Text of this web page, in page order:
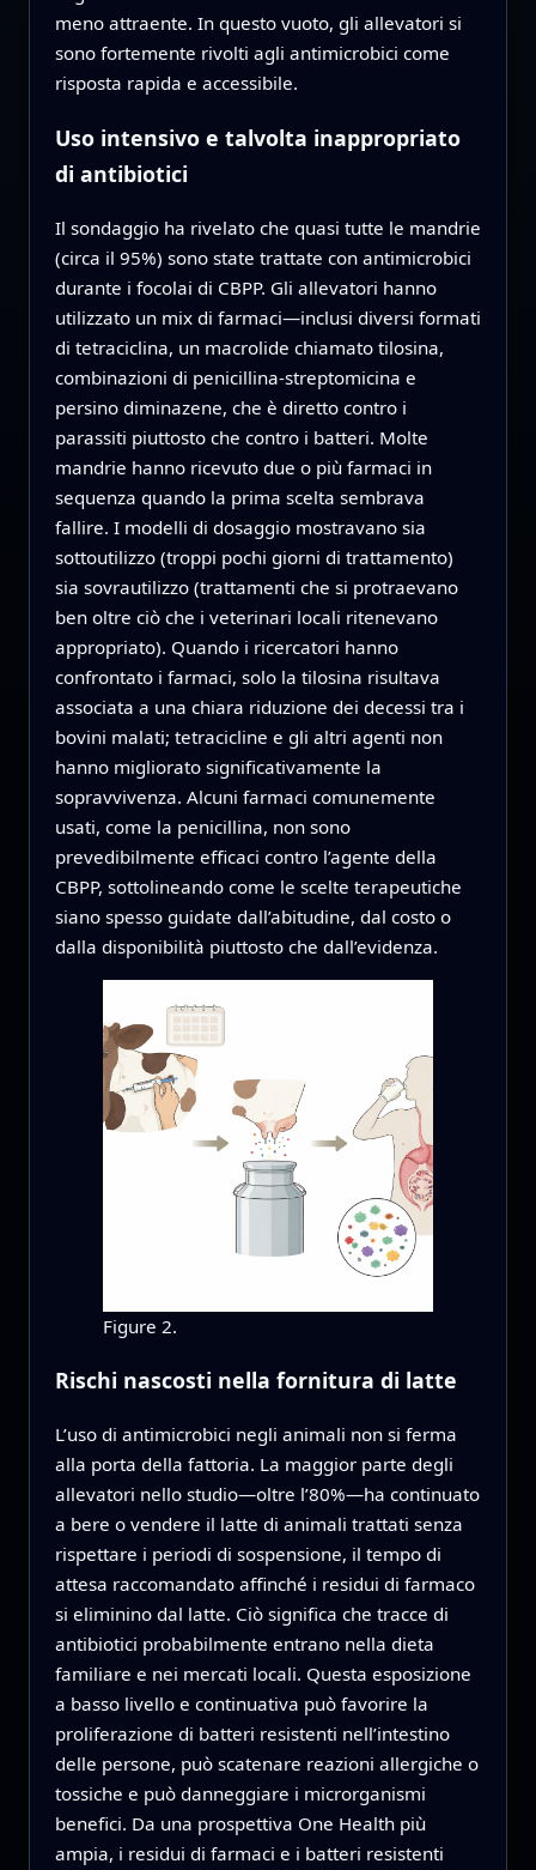
meno attraente. In questo vuoto, gli allevatori si
sono fortemente rivolti agli antimicrobici come
risposta rapida e accessibile.
Uso intensivo e talvolta inappropriato
di antibiotici
Il sondaggio ha rivelato che quasi tutte le mandrie
(circa il 95%) sono state trattate con antimicrobici
durante i focolai di CBPP. Gli allevatori hanno
utilizzato un mix di farmaci—inclusi diversi formati
di tetraciclina, un macrolide chiamato tilosina,
combinazioni di penicillina-streptomicina e
persino diminazene, che è diretto contro i
parassiti piuttosto che contro i batteri. Molte
mandrie hanno ricevuto due o più farmaci in
sequenza quando la prima scelta sembrava
fallire. I modelli di dosaggio mostravano sia
sottoutilizzo (troppi pochi giorni di trattamento)
sia sovrautilizzo (trattamenti che si protraevano
ben oltre ciò che i veterinari locali ritenevano
appropriato). Quando i ricercatori hanno
confrontato i farmaci, solo la tilosina risultava
associata a una chiara riduzione dei decessi tra i
bovini malati; tetracicline e gli altri agenti non
hanno migliorato significativamente la
sopravvivenza. Alcuni farmaci comunemente
usati, come la penicillina, non sono
prevedibilmente efficaci contro l’agente della
CBPP, sottolineando come le scelte terapeutiche
siano spesso guidate dall’abitudine, dal costo o
dalla disponibilità piuttosto che dall’evidenza.
Figure 2.
Rischi nascosti nella fornitura di latte
L’uso di antimicrobici negli animali non si ferma
alla porta della fattoria. La maggior parte degli
allevatori nello studio—oltre l’80%—ha continuato
a bere o vendere il latte di animali trattati senza
rispettare i periodi di sospensione, il tempo di
attesa raccomandato affinché i residui di farmaco
si eliminino dal latte. Ciò significa che tracce di
antibiotici probabilmente entrano nella dieta
familiare e nei mercati locali. Questa esposizione
a basso livello e continuativa può favorire la
proliferazione di batteri resistenti nell’intestino
delle persone, può scatenare reazioni allergiche o
tossiche e può danneggiare i microrganismi
benefici. Da una prospettiva One Health più
ampia, i residui di farmaci e i batteri resistenti